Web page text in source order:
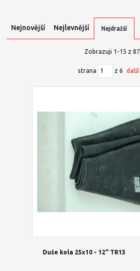
Nejnovější Nejlevnější Nejdražší
Zobrazuji 1-15 z 87
strana z 6 další
Duše kola 25x10 - 12" TR13